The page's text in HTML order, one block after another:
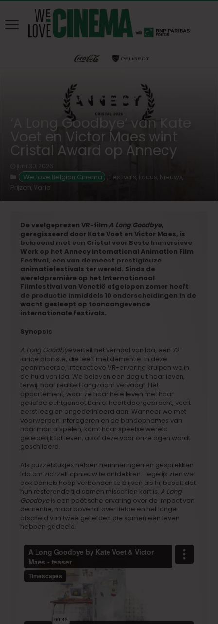
We Love Belgian Cinema
‘A Long Goodbye’ van Kate
Voet en Victor Maes wint Cristal Award op Annecy
‘A Long Goodbye’ van Kate
Voet en Victor Maes wint
Cristal Award op Annecy
juni 30, 2026
We Love Belgian Cinema Festivals Focus Nieuws
Prijzen Varia
De veelgeprezen VR-film A Long Goodbye,
geregisseerd door Kate Voet en Victor Maes, is
bekroond met een Cristal voor Beste Immersieve
Werk op het Annecy International Animation Film
Festival, een van de meest prestigieuze
animatiefestivals ter wereld. Sinds de
wereldpremière op het Internationaal
Filmfestival van Venetië afgelopen zomer heeft
de productie inmiddels 10 onderscheidingen in de
wacht gesleept op toonaangevende
internationale festivals.
Synopsis
A Long Goodbyevertelt het verhaal van Ida, een 72-
jarige pianiste, die leeft met dementie. In deze
geanimeerde, interactieve VR-ervaring kruipen we in
de huid van Ida. We beleven een dag uit haar leven,
terwijl haar realiteit langzaam vervaagt. Het
appartement, waar ze haar hele leven met haar
geliefde echtgenoot Daniel heeft doorgebracht, voelt
eerst leeg en ongedefinieerd aan. Wanneer we met
voorwerpen interageren en de bandopnames van
haar man afspelen, komt haar speelse wereld
geleidelijk tot leven, alsof deze voor onze ogen wordt
geschilderd.
Als puzzelstukjes helpen herinneringen en gesprekken
Ida om zichzelf opnieuw te ontdekken. Tegelijk zien we
ook Daniels hoop verbonden te blijven als hij beseft dat
hun resterende tijd samen misschien kort is. A Long
Goodbye is een poëtische ervaring over de impact van
dementie, maar bovenal over liefde en het lange
afscheid van twee geliefden die samen een leven
hebben gedeeld.